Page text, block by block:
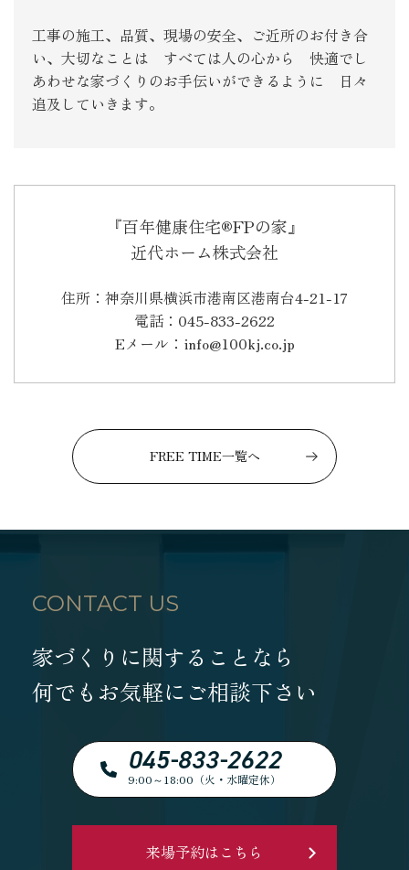
工事の施工、品質、現場の安全、ご近所のお付き合
い、大切なことは すべては人の心から 快適でし
あわせな家づくりのお手伝いができるように 日々
追及していきます。
『百年健康住宅®FPの家』
近代ホーム株式会社
住所：神奈川県横浜市港南区港南台4-21-17
電話：045-833-2622
Eメール：info@100kj.co.jp
FREE TIME一覧へ
CONTACT US
家づくりに関することなら
何でもお気軽にご相談下さい
045-833-2622
9:00～18:00（火・水曜定休）
来場予約はこちら